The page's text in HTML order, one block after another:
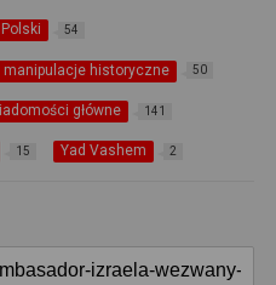
54
manipulacje historyczne 50
główne 141
15 Yad Vashem 2